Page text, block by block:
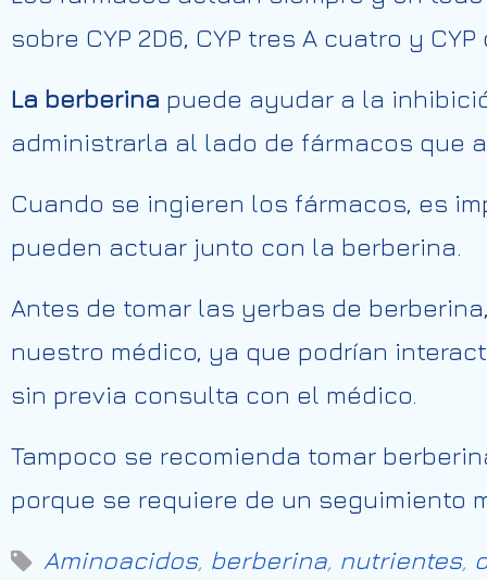
sobre CYP 2D6, CYP tres A cuatro y CYP
La berberina puede ayudar a la
administrarla al lado de fármacos que
Cuando se ingieren los fármacos, es
pueden actuar junto con la berberina.
Antes de tomar las yerbas de
nuestro médico, ya que podrían
sin previa consulta con el médico.
Tampoco se recomienda tomar
porque se requiere de un seguimiento
Aminoacidos, berberina, nutrientes,